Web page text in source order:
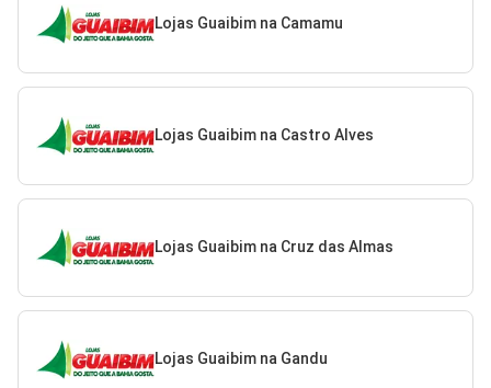
Lojas Guaibim na Camamu
Lojas Guaibim na Castro Alves
Lojas Guaibim na Cruz das Almas
Lojas Guaibim na Gandu